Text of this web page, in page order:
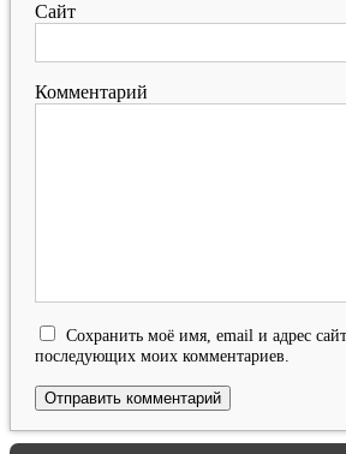
Сайт
Комментарий
Сохранить моё имя, email и адрес
последующих моих комментариев.